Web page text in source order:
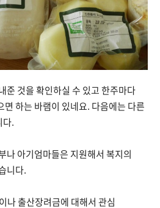
준 것을 확인하실 수 있고 한주마다
면 하는 바램이 있네요. 다음에는 다른
다.
나 아기엄마들은 지원해서 복지의
니다.
나 출산장려금에 대해서 관심